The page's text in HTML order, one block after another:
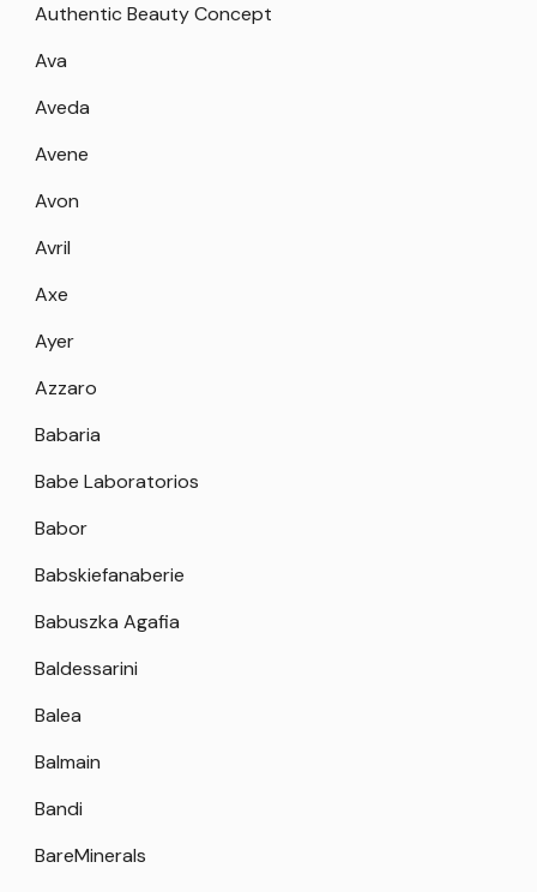
Authentic Beauty Concept
Ava
Aveda
Avene
Avon
Avril
Axe
Ayer
Azzaro
Babaria
Babe Laboratorios
Babor
Babskiefanaberie
Babuszka Agafia
Baldessarini
Balea
Balmain
Bandi
BareMinerals